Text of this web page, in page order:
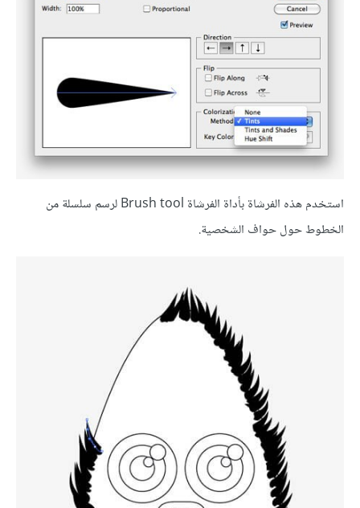
استخدم هذه الفرشاة بأداة الفرشاة Brush tool لرسم سلسلة من
الخطوط حول حواف الشخصية.